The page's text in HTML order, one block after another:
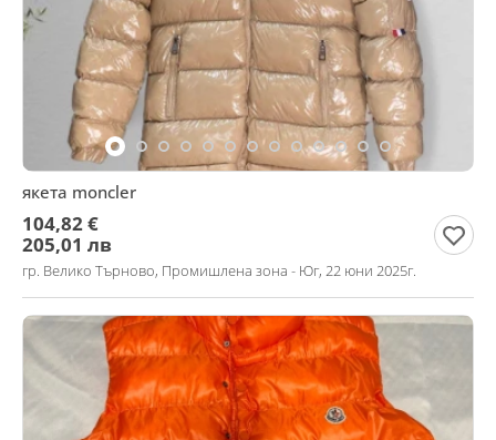
якета moncler
104,82 €
205,01 лв
гр. Велико Търново, Промишлена зона - Юг, 22 юни 2025г.